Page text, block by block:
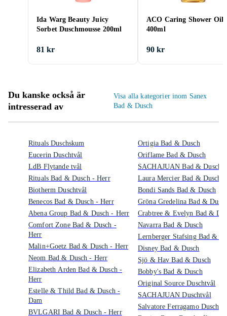
Ida Warg Beauty Juicy
Sorbet Duschmousse 200ml
81 kr
ACO Caring Shower Oil
400ml
90 kr
Du kanske också är
intresserad av
Visa alla kategorier inom Sanex
Bad & Dusch
Rituals Duschskum
Eucerin Duschtvål
LdB Flytande tvål
Rituals Bad & Dusch - Herr
Biotherm Duschtvål
Benecos Bad & Dusch - Herr
Abena Group Bad & Dusch - Herr
Comfort Zone Bad & Dusch -
Herr
Malin+Goetz Bad & Dusch - Herr
Neom Bad & Dusch - Herr
Elizabeth Arden Bad & Dusch -
Herr
Estelle & Thild Bad & Dusch -
Dam
BVLGARI Bad & Dusch - Herr
Ortigia Bad & Dusch
Oriflame Bad & Dusch
SACHAJUAN Bad & Dusch
Laura Mercier Bad & Dusch
Bondi Sands Bad & Dusch
Gröna Gredelina Bad &
Crabtree & Evelyn Bad &
Navarra Bad & Dusch
Lernberger Stafsing Bad &
Disney Bad & Dusch
Sjö & Hav Bad & Dusch
Bobby's Bad & Dusch
Original Source Duschtvål
SACHAJUAN Duschtvål
Salvatore Ferragamo